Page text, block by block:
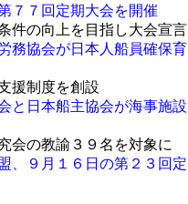
７７回定期大会を開催
件の向上を目指し大会宣言
務協会が日本人船員確保育
援制度を創設
と日本船主協会が海事施設
会の教諭３９名を対象に
、９月１６日の第２３回定